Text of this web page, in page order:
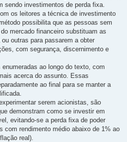
sendo investimentos de perda fixa.
os leitores a técnica de investimento
possibilita que as pessoas sem
mercado financeiro substituam as
outras para passarem a obter
com segurança, discernimento e
ao longo do texto, com
acerca do assunto. Essas
ao final para se manter a
serem acionistas, são
demonstram como se investir em
evitando-se a perda fixa de poder
com rendimento médio abaixo de 1% ao
real).